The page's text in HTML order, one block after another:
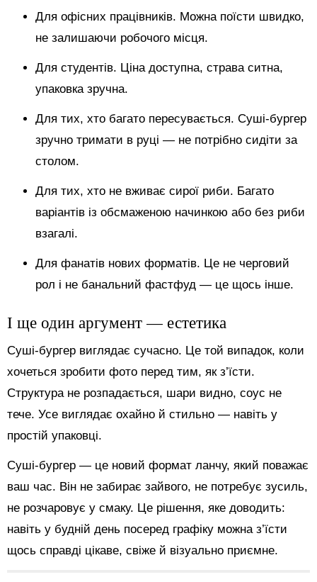
Для офісних працівників. Можна поїсти швидко,
не залишаючи робочого місця.
Для студентів. Ціна доступна, страва ситна,
упаковка зручна.
Для тих, хто багато пересувається. Суші-бургер
зручно тримати в руці — не потрібно сидіти за
столом.
Для тих, хто не вживає сирої риби. Багато
варіантів із обсмаженою начинкою або без риби
взагалі.
Для фанатів нових форматів. Це не черговий
рол і не банальний фастфуд — це щось інше.
І ще один аргумент — естетика
Суші-бургер виглядає сучасно. Це той випадок, коли
хочеться зробити фото перед тим, як з’їсти.
Структура не розпадається, шари видно, соус не
тече. Усе виглядає охайно й стильно — навіть у
простій упаковці.
Суші-бургер — це новий формат ланчу, який поважає
ваш час. Він не забирає зайвого, не потребує зусиль,
не розчаровує у смаку. Це рішення, яке доводить:
навіть у будній день посеред графіку можна з’їсти
щось справді цікаве, свіже й візуально приємне.